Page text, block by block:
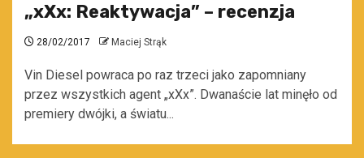
„xXx: Reaktywacja” – recenzja
28/02/2017 Maciej Strąk
Vin Diesel powraca po raz trzeci jako zapomniany
przez wszystkich agent „xXx”. Dwanaście lat minęło od
premiery dwójki, a światu...